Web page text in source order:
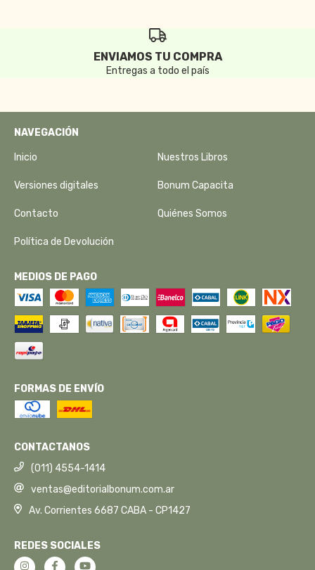
ENVIAMOS TU COMPRA
Entregas a todo el país
NAVEGACIÓN
Inicio Nuestros Libros
Versiones digitales Bonum Capacita
Contacto Quiénes Somos
Política de Devolución
MEDIOS DE PAGO
FORMAS DE ENVÍO
CONTACTANOS
(011) 4554-1414
ventas@editorialbonum.com.ar
Av. Corrientes 6687 CABA - CP1427
REDES SOCIALES